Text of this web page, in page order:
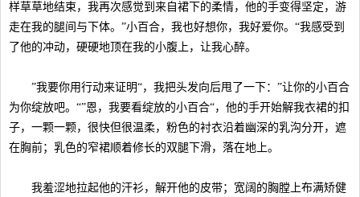
样草草地结束，我再次感觉到来自裙下的柔情，他的手变得坚定，游
走在我的腿间与下体。”小百合，我也好想你，我好爱你。“我感受到
了他的冲动，硬硬地顶在我的小腹上，让我心醉。
”我要你用行动来证明“，我把头发向后甩了一下：”让你的小百合
为你绽放吧。“”恩，我要看绽放的小百合“，他的手开始解我衣裙的扣
子，一颗一颗，很快但很温柔，粉色的衬衣沿着幽深的乳沟分开，遮
在胸前；乳色的窄裙顺着修长的双腿下滑，落在地上。
我羞涩地拉起他的汗衫，解开他的皮带；宽阔的胸膛上布满矫健